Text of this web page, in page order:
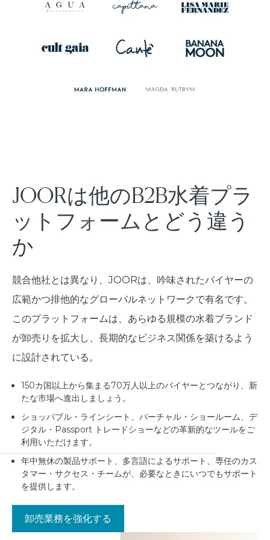
JOORは他のB2B水着プラ
ットフォームとどう違う
か
競合他社とは異なり、JOORは、吟味されたバイヤーの
広範かつ排他的なグローバルネットワークで有名です。
このプラットフォームは、あらゆる規模の水着ブランド
が卸売りを拡大し、長期的なビジネス関係を築けるよう
に設計されている。
150カ国以上から集まる70万人以上のバイヤーとつながり、新
たな市場へ進出しましょう。
ショッパブル・ラインシート、バーチャル・ショールーム、デ
ジタル・Passport トレードショーなどの革新的なツールをご
利用いただけます。
年中無休の製品サポート、多言語によるサポート、専任のカス
タマー・サクセス・チームが、必要なときにいつでもサポート
を提供します。
卸売業務を強化する